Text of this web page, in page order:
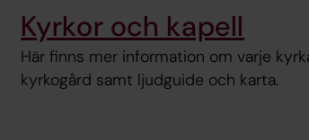
Kyrkor och kapell
Här finns mer information om varje
kyrkogård samt ljudguide och karta.